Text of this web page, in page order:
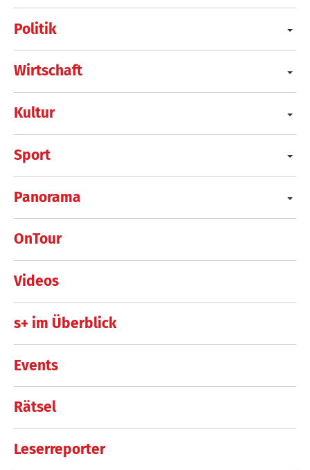
Politik
Wirtschaft
Kultur
Sport
Panorama
OnTour
Videos
s+ im Überblick
Events
Rätsel
Leserreporter